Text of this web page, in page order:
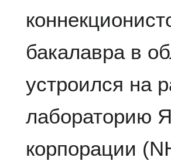
бакалавра в
устроился на
лабораторию
корпорации